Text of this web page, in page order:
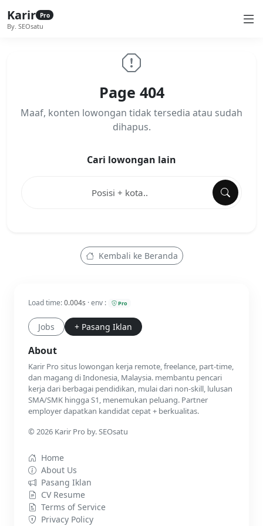
Karir Pro
By. SEOsatu
Page 404
Maaf, konten lowongan tidak tersedia atau sudah
dihapus.
Cari lowongan lain
Kembali ke Beranda
Load time:0.004s · env : Pro
Jobs + Pasang Iklan
About
Karir Pro situs lowongan kerja remote, freelance, part-time,
dan magang di Indonesia, Malaysia. membantu pencari
kerja dari berbagai pendidikan, mulai dari non-skill, lulusan
SMA/SMK hingga S1, menemukan peluang. Partner
employer dapatkan kandidat cepat + berkualitas.
© 2026 Karir Pro by. SEOsatu
Home
About Us
Pasang Iklan
CV Resume
Terms of Service
Privacy Policy